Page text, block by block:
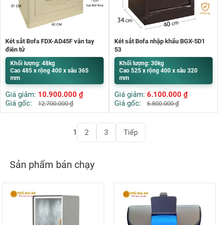
Két sắt Bofa FDX-AD45F vân tay
điện tử
Khối lượng: 48kg
Cao 485 x rộng 400 x sâu 365
mm
Giá giảm: 10.900.000 ₫
Giá gốc:
12.700.000₫
Két sắt Bofa nhập khẩu BGX-5D1
53
Khối lượng: 30kg
Cao 525 x rộng 400 x sâu 320
mm
Giá giảm: 6.100.000 ₫
Giá gốc:
6.800.000₫
Phân
trang
1 2 3 Tiếp
Sản phẩm bán chạy